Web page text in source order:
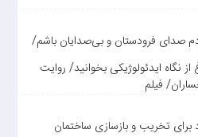
صدای فرودستان و بی‌صدایان باشم/
از نگاه ایدئولوژیکی بخوانید/ روایت
میلیارد برای تخریب و بازسازی ساختمان